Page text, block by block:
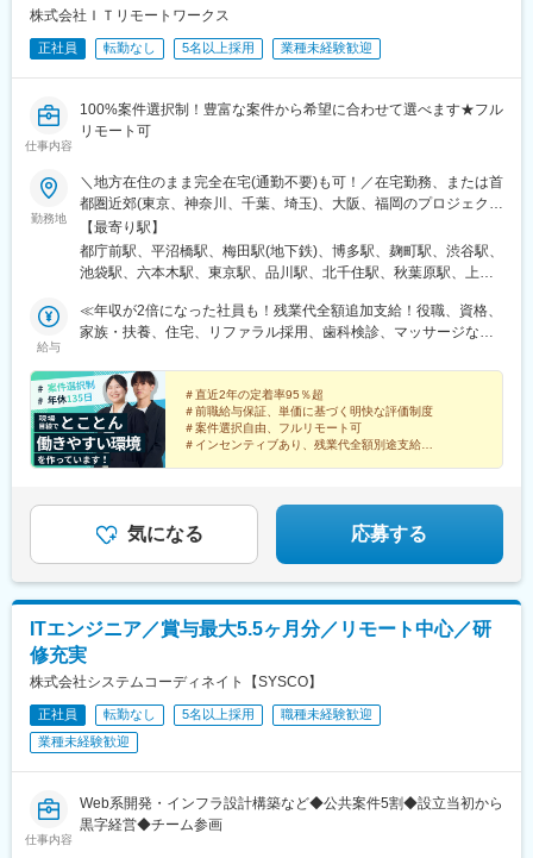
株式会社ＩＴリモートワークス
正社員 転勤なし 5名以上採用 業種未経験歓迎
仕事内容
100%案件選択制！豊富な案件から希望に合わせて選べます★フル
リモート可
勤務地
＼地方在住のまま完全在宅(通勤不要)も可！／在宅勤務、または首
都圏近郊(東京、神奈川、千葉、埼玉)、大阪、福岡のプロジェクト
先■本社東京都新宿区西新宿3丁目3番13号 西新宿水間ビル2F■横
浜オフィス神奈川県横浜市西区浅間町1丁目4番3号 ウィザード
ビル402■大阪オフィス大阪府大阪市北区角田町8番1号 大阪梅田
ス(2026.08/01オープン予定)福岡県福岡市博多区博多駅中央街8番
1号 JRJP博多ビル3階★現在希望者のリモートワーク率は
モート、週1日出勤)★本人希望でフル出勤しているエンジニアも
います
【最寄り駅】
都庁前駅、平沼橋駅、梅田駅(地下鉄)、博多駅、麹町駅、渋谷駅、
池袋駅、六本木駅、東京駅、品川駅、北千住駅、秋葉原駅、上野
葛西駅、中野駅(東京都)、荻窪駅、亀有駅、国立駅、町田駅、赤羽
駅、下北沢駅、東久留米駅、八王子駅、国分寺駅、練馬駅、立川
駅、蒲田駅、昭島駅、豊田駅、玉川上水駅、青梅駅、武蔵小金井
駅、調布駅、川口駅、川越駅、所沢駅、越谷駅、草加駅、春日部
駅、上尾駅、熊谷駅、浦和駅、新座駅、狭山市駅、入間市駅、三
郷駅(埼玉県)、深谷駅、朝霞台駅、戸田駅(埼玉県)、ふじみ野駅、
鴻巣駅、坂戸駅(埼玉県)、八潮駅、志木駅、飯能駅、久喜駅、大宮
五井駅、千葉駅、流山おおたかの森駅、八千代台駅、習志野駅、
浦安駅(千葉県)、愛宕駅(千葉県)、木更津駅、成田駅、我孫子駅、
鎌ケ谷駅、印西牧の原駅、四街道駅、銚子駅、溝の口駅、藤沢
田駅(長野県)、豊科駅、中野松川駅、飯山駅、須坂駅、広丘駅、甲
府駅、竜王駅、石和温泉駅、富士山駅、山梨市駅、都留市駅、韮
崎駅、大月駅、富山駅、越中中川駅、砺波駅、黒部駅、魚津駅、
駅、沼津駅、磐田駅、藤枝駅、岡崎駅、豊橋駅、名古屋駅、刈谷
市駅、名鉄一宮駅、三河安城駅、金山駅(愛知県)、伏見駅(愛知
(地下鉄)、心斎橋駅、天王寺駅、京都駅、宇治駅(奈良線)、亀岡
駅、山科駅、奈良駅、天理駅、和歌山駅、姫路駅、西宮駅(ＪＲ
給与
≪年収が2倍になった社員も！残業代全額追加支給！役職、資格、
家族・扶養、住宅、リファラル採用、歯科検診、マッサージなど
インセンティブ※経験、能力などを考慮の上、優遇します≪明快な
評価制度＆社員の貢献をきちんと待遇に反映≫単価に基づいた、
クリアで明快な評価制度です。単価アップ＝収入アップなので、
スキルアップへの意欲が自然に高まります。さらにリーダーなど
チームへ貢献を加味して加算します！
＃直近2年の定着率95％超
＃前職給与保証、単価に基づく明快な評価制度
＃案件選択自由、フルリモート可
＃インセンティブあり、残業代全額別途支給
気になる 応募する
ITエンジニア／賞与最大5.5ヶ月分／リモート中心／研
修充実
株式会社システムコーディネイト【SYSCO】
正社員 転勤なし 5名以上採用
職種未経験歓迎
業種未経験歓迎
仕事内容
Web系開発・インフラ設計構築など◆公共案件5割◆設立当初から
黒字経営◆チーム参画